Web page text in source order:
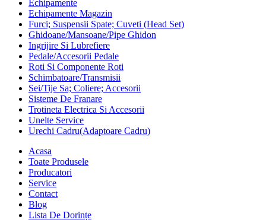
Echipamente
Echipamente Magazin
Furci; Suspensii Spate; Cuveti (Head Set)
Ghidoane/Mansoane/Pipe Ghidon
Ingrijire Si Lubrefiere
Pedale/Accesorii Pedale
Roti Si Componente Roti
Schimbatoare/Transmisii
Sei/Tije Sa; Coliere; Accesorii
Sisteme De Franare
Trotineta Electrica Si Accesorii
Unelte Service
Urechi Cadru(Adaptoare Cadru)
Acasa
Toate Produsele
Producatori
Service
Contact
Blog
Lista De Dorințe